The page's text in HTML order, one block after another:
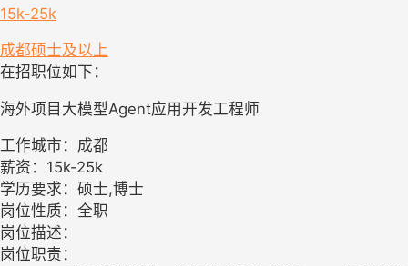
15k-25k
成都硕士及以上
在招职位如下：
海外项目大模型Agent应用开发工程师
工作城市：成都
薪资：15k-25k
学历要求：硕士,博士
岗位性质：全职
岗位描述：
岗位职责：